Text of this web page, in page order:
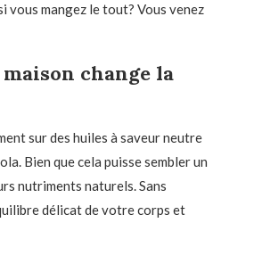
vous mangez le tout? Vous venez
change la
sur des huiles à saveur neutre
Bien que cela puisse sembler un
nutriments naturels. Sans
délicat de votre corps et